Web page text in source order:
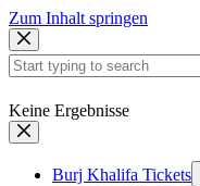
Zum Inhalt springen
Keine Ergebnisse
Burj Khalifa Tickets